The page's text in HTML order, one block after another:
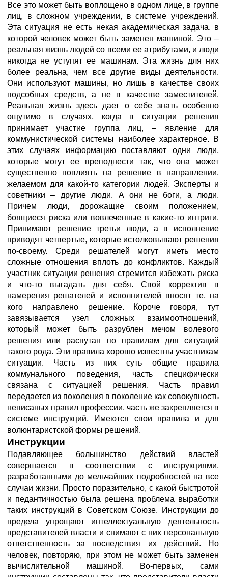
Все это может быть воплощено в одном лице, в группе
лиц, в сложном учреждении, в системе учреждений.
Эта ситуация не есть некая академическая задача, в
которой человек может быть заменен машиной. Это –
реальная жизнь людей со всеми ее атрибутами, и люди
никогда не уступят ее машинам. Эта жизнь для них
более реальна, чем все другие виды деятельности.
Они используют машины, но лишь в качестве своих
подсобных средств, а не в качестве заместителей.
Реальная жизнь здесь дает о себе знать особенно
ощутимо в случаях, когда в ситуации решения
принимает участие группа лиц, – явление для
коммунистической системы наиболее характерное. В
этих случаях информацию поставляют одни люди,
которые могут ее преподнести так, что она может
существенно повлиять на решение в направлении,
желаемом для какой-то категории людей. Эксперты и
советники – другие люди. А они не боги, а люди.
Причем люди, дорожащие своим положением,
боящиеся риска или вовлеченные в какие-то интриги.
Принимают решение третьи люди, а в исполнение
приводят четвертые, которые истолковывают решения
по-своему. Среди решателей могут иметь место
сложные отношения вплоть до конфликтов. Каждый
участник ситуации решения стремится избежать риска
и что-то выгадать для себя. Свой корректив в
намерения решателей и исполнителей вносят те, на
кого направлено решение. Короче говоря, тут
завязывается узел сложных взаимоотношений,
который может быть разрублен мечом волевого
решения или распутан по правилам для ситуаций
такого рода. Эти правила хорошо известны участникам
ситуации. Часть из них суть общие правила
коммунального поведения, часть специфически
связана с ситуацией решения. Часть правил
передается из поколения в поколение как совокупность
неписаных правил профессии, часть же закрепляется в
системе инструкций. Имеются свои правила и для
волюнтаристской формы решений.
Инструкции
Подавляющее большинство действий властей
совершается в соответствии с инструкциями,
разработанными до мельчайших подробностей на все
случаи жизни. Просто поразительно, с какой быстротой
и педантичностью была решена проблема выработки
таких инструкций в Советском Союзе. Инструкции до
предела упрощают интеллектуальную деятельность
представителей власти и снимают с них персональную
ответственность за последствия их действий. Но
человек, повторяю, при этом не может быть заменен
вычислительной машиной. Во-первых, сами